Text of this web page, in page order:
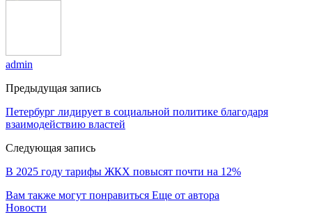
admin
Предыдущая запись
Петербург лидирует в социальной политике благодаря
взаимодействию властей
Следующая запись
В 2025 году тарифы ЖКХ повысят почти на 12%
Вам также могут понравиться Еще от автора
Новости